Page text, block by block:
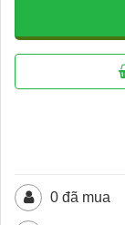
0 đã mua